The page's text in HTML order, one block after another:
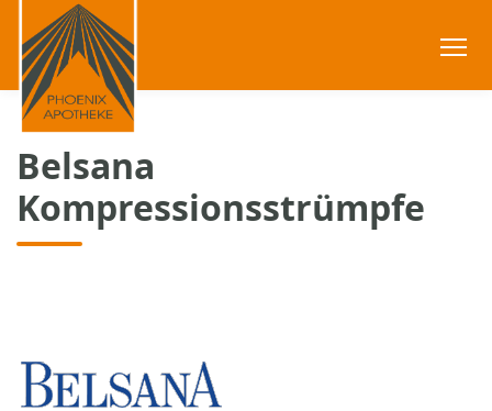
Belsana
Kompressionsstrümpfe